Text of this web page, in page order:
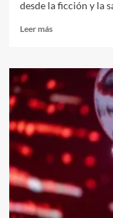
desde la ficción y la
Leer másLeer
Netflix
estrena
México
86